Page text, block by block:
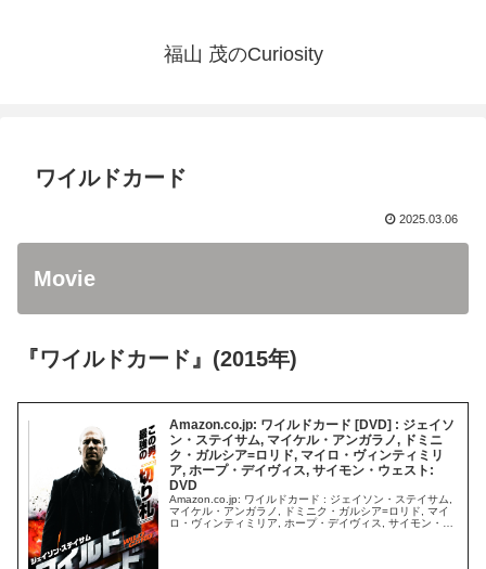
福山 茂のCuriosity
ワイルドカード
2025.03.06
Movie
『ワイルドカード』(2015年)
Amazon.co.jp: ワイルドカード [DVD] : ジェイソ
ン・ステイサム, マイケル・アンガラノ, ドミニ
ク・ガルシア=ロリド, マイロ・ヴィンティミリ
ア, ホープ・デイヴィス, サイモン・ウェスト:
DVD
Amazon.co.jp: ワイルドカード : ジェイソン・ステイサム,
マイケル・アンガラノ, ドミニク・ガルシア=ロリド, マイ
ロ・ヴィンティミリア, ホープ・デイヴィス, サイモン・ウ